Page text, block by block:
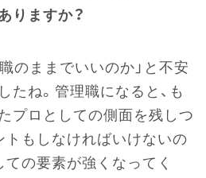
りますか？
のままでいいのか」と不安
たね。管理職になると、も
プロとしての側面を残しつ
トもしなければいけないの
ての要素が強くなってく